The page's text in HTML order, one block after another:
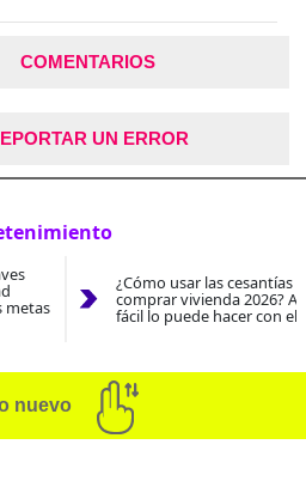
COMENTARIOS
UN ERROR
metas
¿Cómo usar las cesantías
comprar vivienda 2026?
fácil lo puede hacer con el
nuevo